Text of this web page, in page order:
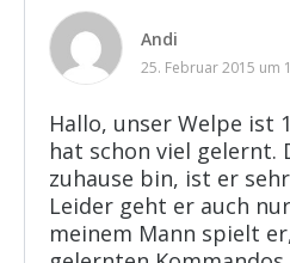
Andi
25. Februar 2015 um
Hallo, unser Welpe ist
hat schon viel gelernt.
zuhause bin, ist er
Leider geht er auch
meinem Mann spielt